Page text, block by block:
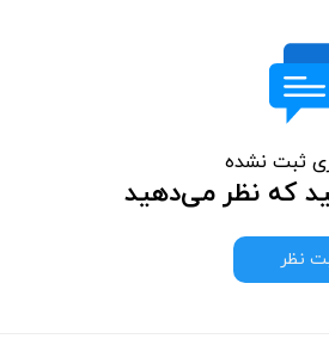
ثبت نشده
که نظر می‌دهید
نظر